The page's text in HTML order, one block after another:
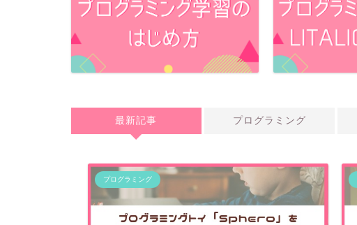
最新記事 プログラミング
プログラミング